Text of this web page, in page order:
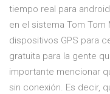
tiempo real para
en el sistema Tom Tom
dispositivos GPS para
gratuita para la gente
importante mencionar
sin conexión. Es decir,